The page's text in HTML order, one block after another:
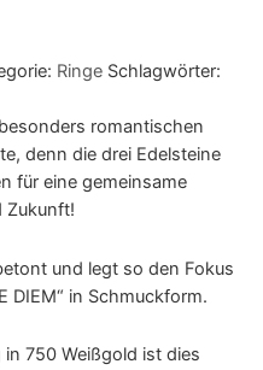
Ringe Schlagwörter:
romantischen
denn die drei Edelsteine
für eine gemeinsame
Zukunft!
und legt so den Fokus
DIEM“ in Schmuckform.
750 Weißgold ist dies